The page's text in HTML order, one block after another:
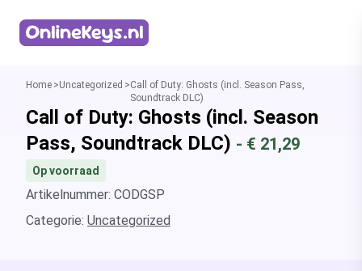
Home Uncategorized
Call of Duty: Ghosts (incl. Season Pass,
Soundtrack DLC)
Call of Duty: Ghosts (incl. Season
Pass, Soundtrack DLC) - € 21,29
Op voorraad
Artikelnummer: CODGSP
Categorie: Uncategorized